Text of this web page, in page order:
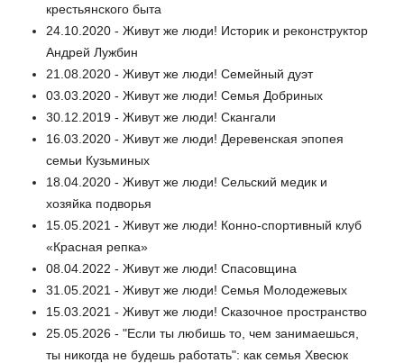
крестьянского быта
24.10.2020 - Живут же люди! Историк и реконструктор
Андрей Лужбин
21.08.2020 - Живут же люди! Семейный дуэт
03.03.2020 - Живут же люди! Семья Добриных
30.12.2019 - Живут же люди! Скангали
16.03.2020 - Живут же люди! Деревенская эпопея
семьи Кузьминых
18.04.2020 - Живут же люди! Сельский медик и
хозяйка подворья
15.05.2021 - Живут же люди! Конно-спортивный клуб
«Красная репка»
08.04.2022 - Живут же люди! Спасовщина
31.05.2021 - Живут же люди! Семья Молодежевых
15.03.2021 - Живут же люди! Сказочное пространство
25.05.2026 - "Если ты любишь то, чем занимаешься,
ты никогда не будешь работать": как семья Хвесюк